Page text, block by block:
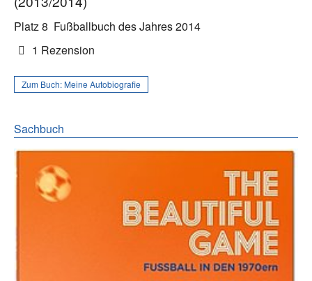
Platz 8 Fußballbuch des Jahres 2014
1 Rezension
Zum Buch:Meine Autobiografie
Sachbuch